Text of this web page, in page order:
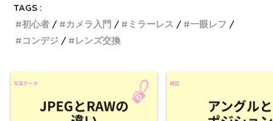
TAGS :
初心者
カメラ入門 ミラーレス
一眼レフ
コンデジ
レンズ交換